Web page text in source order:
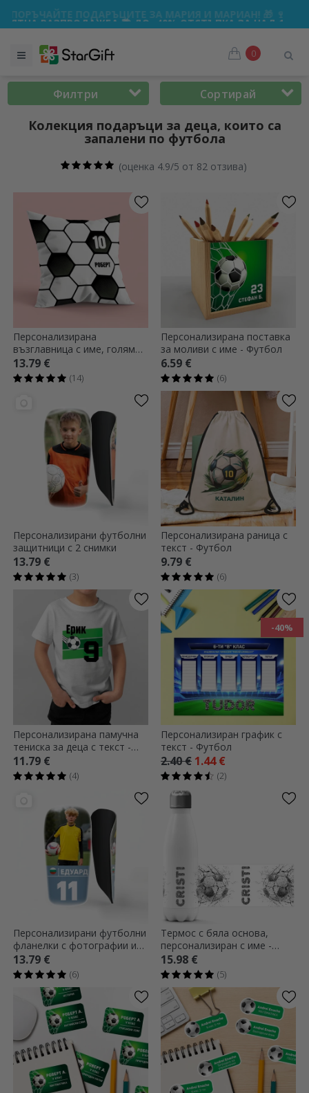
🌴 ДО -40% ОТСТЪПКА ЗА НАД 100 ПЕРСОНАЛИЗИРАНИ
0
Филтри Сортирай
Колекция подаръци за деца, които са
запалени по футбола
(оценка 4.9/5 от 82 отзива)
Персонализирана
възглавница с име, голям
размер - Футбол
13.79 €
(14)
Персонализирана поставка
за моливи с име - Футбол
6.59 €
(6)
Персонализирани футболни
защитници с 2 снимки
13.79 €
(3)
Персонализирана раница с
текст - Футбол
9.79 €
(6)
Персонализирана памучна
тениска за деца с текст -
Футбол
11.79 €
(4)
-40%
Персонализиран график с
текст - Футбол
2.40 € 1.44 €
(2)
Персонализирани футболни
фланелки с фотографии и
текст - Футбол
13.79 €
(6)
Термос с бяла основа,
персонализиран с име -
Футбол
15.98 €
(5)